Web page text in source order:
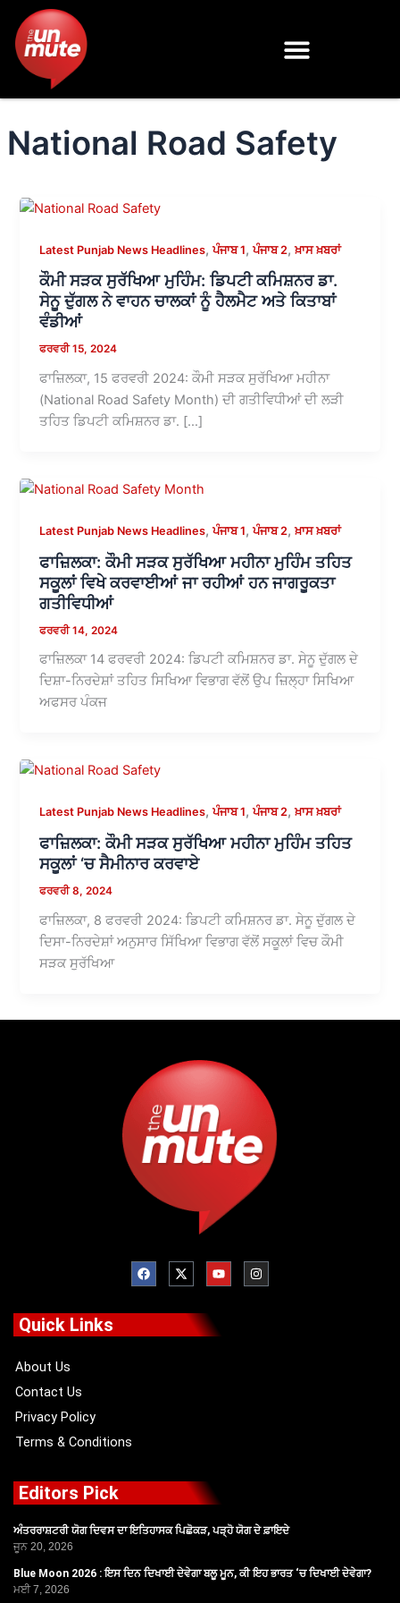
content
National Road Safety
Latest Punjab News Headlines,ਪੰਜਾਬ 1,ਪੰਜਾਬ 2,ਖ਼ਾਸ ਖ਼ਬਰਾਂ
ਕੌਮੀ ਸੜਕ ਸੁਰੱਖਿਆ ਮੁਹਿੰਮ: ਡਿਪਟੀ ਕਮਿਸ਼ਨਰ ਡਾ.
ਸੇਨੂ ਦੁੱਗਲ ਨੇ ਵਾਹਨ ਚਾਲਕਾਂ ਨੂੰ ਹੈਲਮੈਟ ਅਤੇ ਕਿਤਾਬਾਂ
ਵੰਡੀਆਂ
ਫਰਵਰੀ 15, 2024
ਫਾਜ਼ਿਲਕਾ, 15 ਫਰਵਰੀ 2024: ਕੌਮੀ ਸੜਕ ਸੁਰੱਖਿਆ ਮਹੀਨਾ
(National Road Safety Month) ਦੀ ਗਤੀਵਿਧੀਆਂ ਦੀ ਲੜੀ
ਤਹਿਤ ਡਿਪਟੀ ਕਮਿਸ਼ਨਰ ਡਾ. […]
Latest Punjab News Headlines,ਪੰਜਾਬ 1,ਪੰਜਾਬ 2,ਖ਼ਾਸ ਖ਼ਬਰਾਂ
ਫਾਜ਼ਿਲਕਾ: ਕੌਮੀ ਸੜਕ ਸੁਰੱਖਿਆ ਮਹੀਨਾ ਮੁਹਿੰਮ ਤਹਿਤ
ਸਕੂਲਾਂ ਵਿਖੇ ਕਰਵਾਈਆਂ ਜਾ ਰਹੀਆਂ ਹਨ ਜਾਗਰੂਕਤਾ
ਗਤੀਵਿਧੀਆਂ
ਫਰਵਰੀ 14, 2024
ਫਾਜ਼ਿਲਕਾ 14 ਫਰਵਰੀ 2024: ਡਿਪਟੀ ਕਮਿਸ਼ਨਰ ਡਾ. ਸੇਨੂ ਦੁੱਗਲ ਦੇ
ਦਿਸ਼ਾ-ਨਿਰਦੇਸ਼ਾਂ ਤਹਿਤ ਸਿਖਿਆ ਵਿਭਾਗ ਵੱਲੋਂ ਉਪ ਜ਼ਿਲ੍ਹਾ ਸਿਖਿਆ
ਅਫਸਰ ਪੰਕਜ
Latest Punjab News Headlines,ਪੰਜਾਬ 1,ਪੰਜਾਬ 2,ਖ਼ਾਸ ਖ਼ਬਰਾਂ
ਫਾਜ਼ਿਲਕਾ: ਕੌਮੀ ਸੜਕ ਸੁਰੱਖਿਆ ਮਹੀਨਾ ਮੁਹਿੰਮ ਤਹਿਤ
ਸਕੂਲਾਂ ‘ਚ ਸੈਮੀਨਾਰ ਕਰਵਾਏ
ਫਰਵਰੀ 8, 2024
ਫਾਜ਼ਿਲਕਾ, 8 ਫਰਵਰੀ 2024: ਡਿਪਟੀ ਕਮਿਸ਼ਨਰ ਡਾ. ਸੇਨੂ ਦੁੱਗਲ ਦੇ
ਦਿਸਾ-ਨਿਰਦੇਸ਼ਾਂ ਅਨੁਸਾਰ ਸਿੱਖਿਆ ਵਿਭਾਗ ਵੱਲੋਂ ਸਕੂਲਾਂ ਵਿਚ ਕੌਮੀ
ਸੜਕ ਸੁਰੱਖਿਆ
a
c
-
t
o
u
e
n
s
Quick Links
About Us
Contact Us
Privacy Policy
Terms & Conditions
Editors Pick
ਅੰਤਰਰਾਸ਼ਟਰੀ ਯੋਗ ਦਿਵਸ ਦਾ ਇਤਿਹਾਸਕ ਪਿਛੋਕੜ, ਪੜ੍ਹੋ ਯੋਗ ਦੇ ਫ਼ਾਇਦੇ
ਜੂਨ 20, 2026
Blue Moon 2026 : ਇਸ ਦਿਨ ਦਿਖਾਈ ਦੇਵੇਗਾ ਬਲੂ ਮੂਨ, ਕੀ ਇਹ ਭਾਰਤ ‘ਚ ਦਿਖਾਈ ਦੇਵੇਗਾ?
ਮਈ 7, 2026